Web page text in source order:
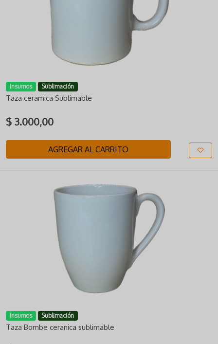
Insumos Sublimación
Taza ceramica Sublimable
$ 3.000,00
AGREGAR AL CARRITO
Insumos Sublimación
Taza Bombe ceranica sublimable